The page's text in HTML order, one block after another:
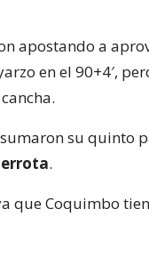
apostando a
en el 90+4′,
su quinto
.
que Coquimbo